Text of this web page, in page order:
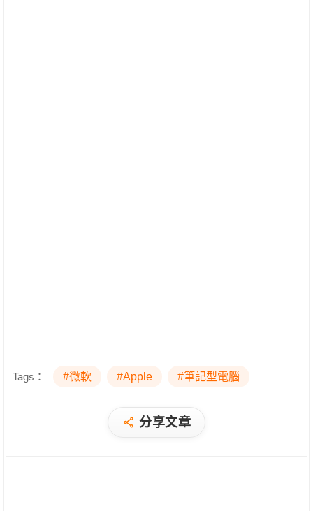
Tags： #微軟 #Apple #筆記型電腦
分享文章